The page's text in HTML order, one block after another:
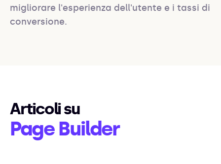
migliorare l'esperienza dell'utente e i tassi di
conversione.
Articoli su
Page Builder